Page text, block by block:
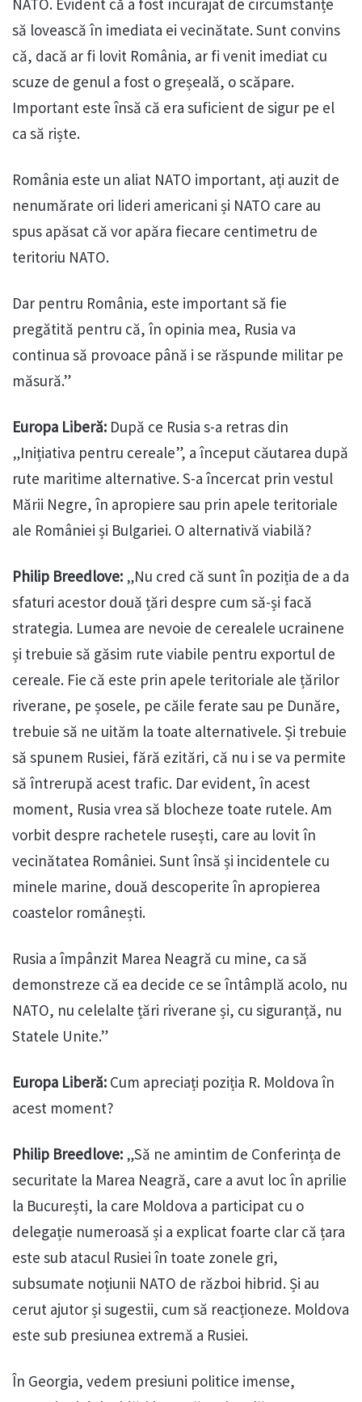
NATO. Evident că a fost încurajat de circumstanțe
să lovească în imediata ei vecinătate. Sunt convins
că, dacă ar fi lovit România, ar fi venit imediat cu
scuze de genul a fost o greșeală, o scăpare.
Important este însă că era suficient de sigur pe el
ca să riște.
România este un aliat NATO important, ați auzit de
nenumărate ori lideri americani și NATO care au
spus apăsat că vor apăra fiecare centimetru de
teritoriu NATO.
Dar pentru România, este important să fie
pregătită pentru că, în opinia mea, Rusia va
continua să provoace până i se răspunde militar pe
măsură.”
Europa Liberă: După ce Rusia s-a retras din
„Inițiativa pentru cereale”, a început căutarea după
rute maritime alternative. S-a încercat prin vestul
Mării Negre, în apropiere sau prin apele teritoriale
ale României și Bulgariei. O alternativă viabilă?
Philip Breedlove: „Nu cred că sunt în poziția de a da
sfaturi acestor două țări despre cum să-și facă
strategia. Lumea are nevoie de cerealele ucrainene
și trebuie să găsim rute viabile pentru exportul de
cereale. Fie că este prin apele teritoriale ale țărilor
riverane, pe șosele, pe căile ferate sau pe Dunăre,
trebuie să ne uităm la toate alternativele. Și trebuie
să spunem Rusiei, fără ezitări, că nu i se va permite
să întrerupă acest trafic. Dar evident, în acest
moment, Rusia vrea să blocheze toate rutele. Am
vorbit despre rachetele rusești, care au lovit în
vecinătatea României. Sunt însă și incidentele cu
minele marine, două descoperite în apropierea
coastelor românești.
Rusia a împânzit Marea Neagră cu mine, ca să
demonstreze că ea decide ce se întâmplă acolo, nu
NATO, nu celelalte țări riverane și, cu siguranță, nu
Statele Unite.”
Europa Liberă: Cum apreciați poziția R. Moldova în
acest moment?
Philip Breedlove: „Să ne amintim de Conferința de
securitate la Marea Neagră, care a avut loc în aprilie
la București, la care Moldova a participat cu o
delegație numeroasă și a explicat foarte clar că țara
este sub atacul Rusiei în toate zonele gri,
subsumate noțiunii NATO de război hibrid. Și au
cerut ajutor și sugestii, cum să reacționeze. Moldova
este sub presiunea extremă a Rusiei.
În Georgia, vedem presiuni politice imense,